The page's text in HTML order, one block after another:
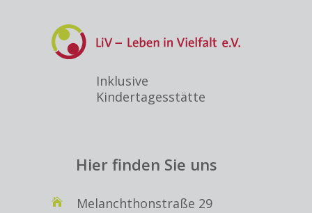
Inklusive
Kindertagesstätte
Hier finden Sie uns
Melanchthonstraße 29